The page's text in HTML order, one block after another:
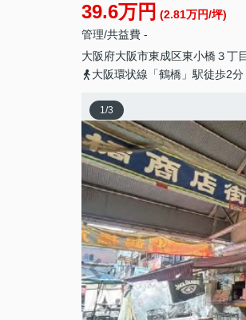
39.6万円 (2.81万円/坪)
管理/共益費 -
大阪府大阪市東成区東小橋３丁
大阪環状線「鶴橋」駅徒歩2分
1/3